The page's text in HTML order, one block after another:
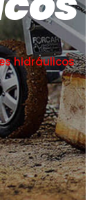
hidráulicos